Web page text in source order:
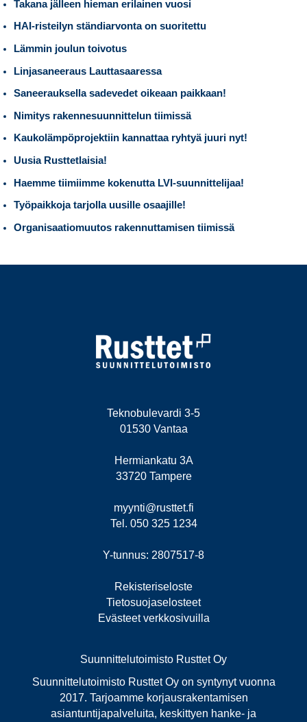
Takana jälleen hieman erilainen vuosi
HAI-risteilyn ständiarvonta on suoritettu
Lämmin joulun toivotus
Linjasaneeraus Lauttasaaressa
Saneerauksella sadevedet oikeaan paikkaan!
Nimitys rakennesuunnittelun tiimissä
Kaukolämpöprojektiin kannattaa ryhtyä juuri nyt!
Uusia Rusttetlaisia!
Haemme tiimiimme kokenutta LVI-suunnittelijaa!
Työpaikkoja tarjolla uusille osaajille!
Organisaatiomuutos rakennuttamisen tiimissä
Teknobulevardi 3-5
01530 Vantaa
Hermiankatu 3A
33720 Tampere
myynti@rusttet.fi
Tel. 050 325 1234
Y-tunnus: 2807517-8
Rekisteriseloste
Tietosuojaselosteet
Evästeet verkkosivuilla
Suunnittelutoimisto Rusttet Oy
Suunnittelutoimisto Rusttet Oy on syntynyt vuonna
2017. Tarjoamme korjausrakentamisen
asiantuntijapalveluita, keskittyen hanke- ja